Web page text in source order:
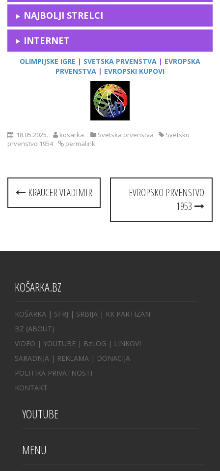
NAJBOLJI STRELCI
INTERNET
OLIMPIJSKE IGRE | SVETSKA PRVENSTVA | EVROPSKA
PRVENSTVA | EVROPSKI KUPOVI
18.05.2025. kosarka Svetska prvenstva
Svetsko
prvenstvo 1954
permalink
Post
navigation
KRAUCER VLADIMIR
EVROPSKO PRVENSTVO
1953
KOŠARKA.BZ
KOŠARKA | SFRJ | SRBIJA | KK PARTIZAN
BZ (ABOUT)
VIDEO | YOUTUBE | BzLOG | LINKOVI
SARADNJA | REKLAMA | DONACIJA
POLITIKA PRIVATNOSTI
KONTAKT
YOUTUBE
MENU